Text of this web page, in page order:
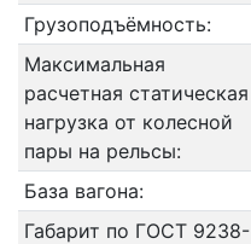
Грузоподъёмность:
Максимальная
расчетная статическая
нагрузка от колесной
пары на рельсы:
База вагона:
Габарит по ГОСТ 9238-